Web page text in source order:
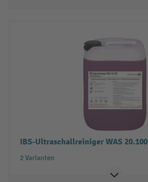
IBS-Ultraschallreiniger WAS 20.100
2 Varianten